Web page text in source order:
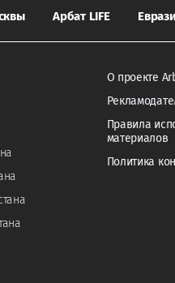
Арбат LIFE
О проекте
Правила
материалов
Политика